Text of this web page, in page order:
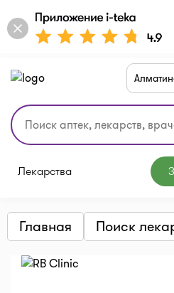
Лекарства
Главная Поиск